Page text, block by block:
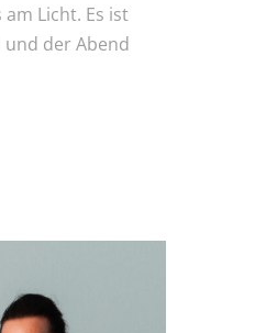
Licht. Es ist
der Abend